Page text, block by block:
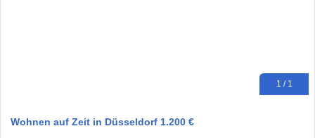
1 / 1
Wohnen auf Zeit in Düsseldorf 1.200 €